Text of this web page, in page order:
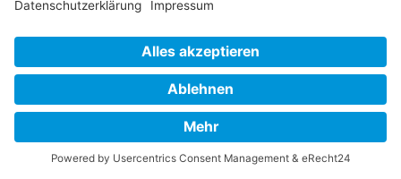
davon, ob sie sich für eine Festanstellung interessieren oder den
ist uns dabei, Frauen den Zugang zu digitalen Fähigkeiten …
mehr...
07. MAI 2026
WIRTSCHAFT
Behlke Electronics feiert Richtfest nach